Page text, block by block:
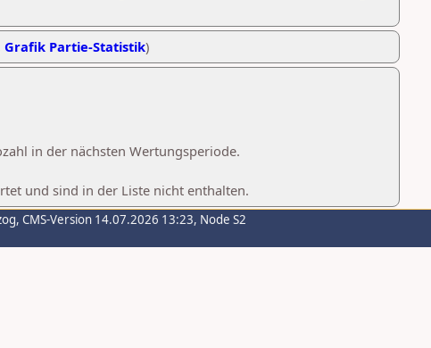
Grafik Partie-Statistik)
in der nächsten Wertungsperiode.
und sind in der Liste nicht enthalten.
, CMS-Version 14.07.2026 13:23, Node S2